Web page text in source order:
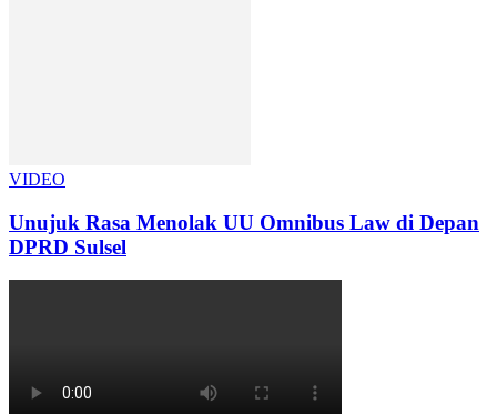
VIDEO
Unujuk Rasa Menolak UU Omnibus Law di Depan
DPRD Sulsel